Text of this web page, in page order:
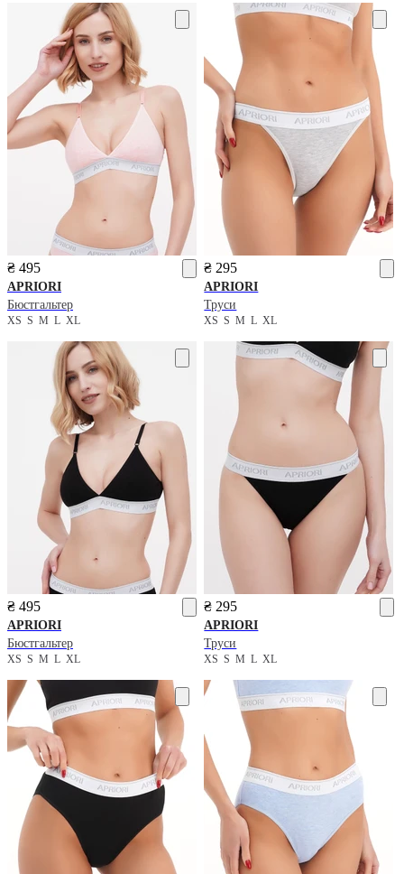
₴ 495
APRIORI
Бюстгальтер
XS S M L XL
₴ 295
APRIORI
Труси
XSSMLXL
₴ 495
APRIORI
Бюстгальтер
XS S M L XL
₴ 295
APRIORI
Труси
XSSMLXL